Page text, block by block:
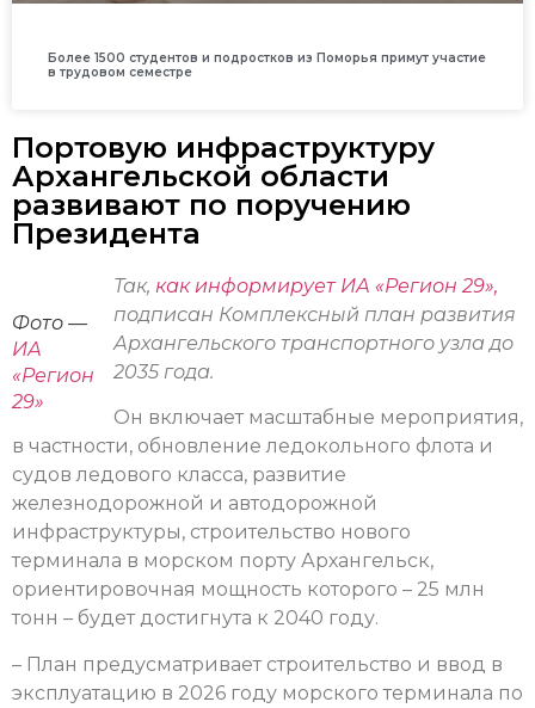
Более 1500 студентов и подростков из Поморья примут участие
в трудовом семестре
Портовую инфраструктуру
Архангельской области
развивают по поручению
Президента
Фото —
ИА
«Регион
29»
Так, как информирует ИА «Регион 29»,
подписан Комплексный план развития
Архангельского транспортного узла до
2035 года.
Он включает масштабные мероприятия,
в частности, обновление ледокольного флота и
судов ледового класса, развитие
железнодорожной и автодорожной
инфраструктуры, строительство нового
терминала в морском порту Архангельск,
ориентировочная мощность которого – 25 млн
тонн – будет достигнута к 2040 году.
– План предусматривает строительство и ввод в
эксплуатацию в 2026 году морского терминала по